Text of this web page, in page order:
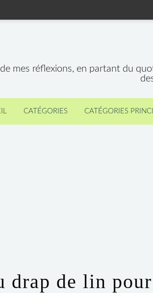
mes réflexions, en partant du
CATÉGORIES CATÉGORIES
drap de lin